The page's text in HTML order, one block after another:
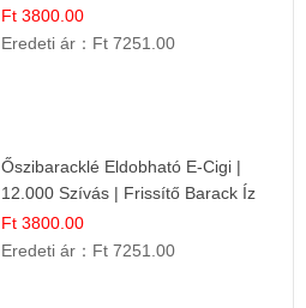
Íz
Ft 3800.00
Eredeti ár： Ft 7251.00
Őszibaracklé Eldobható E-Cigi |
12.000 Szívás | Frissítő Barack Íz
Ft 3800.00
Eredeti ár： Ft 7251.00